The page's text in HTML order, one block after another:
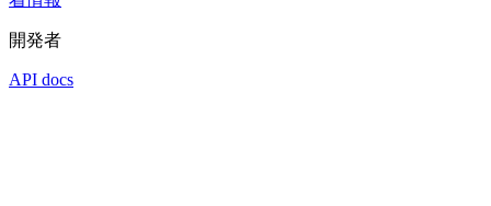
開発者
API docs